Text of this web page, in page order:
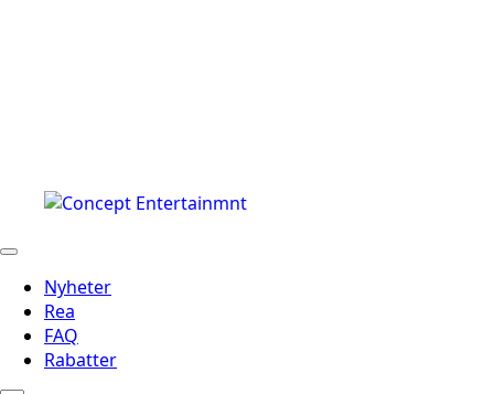
Nyheter
Rea
FAQ
Rabatter